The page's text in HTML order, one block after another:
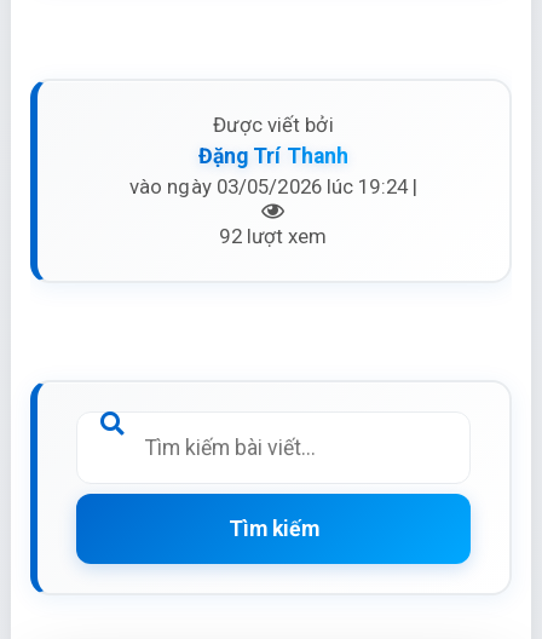
Được viết bởi
Đặng Trí Thanh
vào ngày 03/05/2026 lúc 19:24 |
92 lượt xem
Tìm kiếm